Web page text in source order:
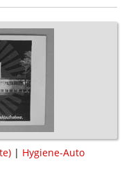
| Hygiene-Auto